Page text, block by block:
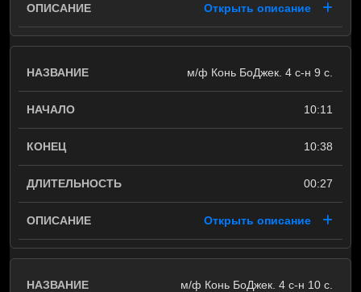
Открыть описание
м/ф Конь БоДжек. 4 с-н 9 с.
10:11
10:38
00:27
Открыть описание
м/ф Конь БоДжек. 4 с-н 10 с.